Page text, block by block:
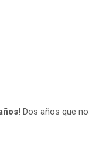
! Dos años que